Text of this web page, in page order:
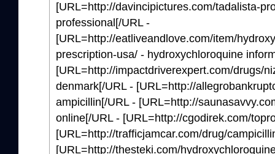
[URL=http://davincipictures.com/tadalista-
professional[/URL -
[URL=http://eatliveandlove.com/item/
prescription-usa/ - hydroxychloroquine
[URL=http://impactdriverexpert.com/drugs/
denmark[/URL - [URL=http://
ampicillin[/URL - [URL=http://
online[/URL - [URL=http://cgodirek.com/
[URL=http://trafficjamcar.com/drug/
[URL=http://thesteki.com/